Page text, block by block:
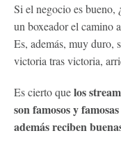
Si el negocio es bueno,
un boxeador el camino
Es, además, muy duro,
victoria tras victoria,
Es cierto quelos
son famosos y
además reciben